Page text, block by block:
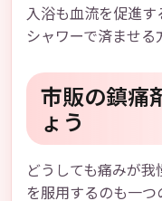
入浴も血流を促進
シャワーで済ませる
市販の鎮痛
ょう
どうしても痛みが我
を服用するのも一つ